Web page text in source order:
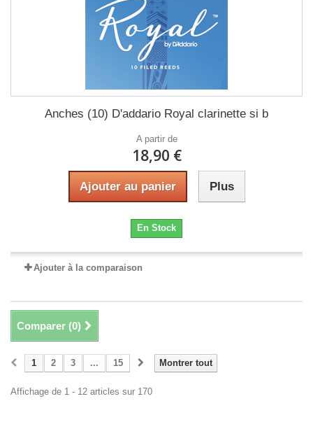
Anches (10) D'addario Royal clarinette si b
A partir de
18,90 €
Ajouter au panier Plus
En Stock
Ajouter à la comparaison
Comparer (0)
Montrer tout
1 2 3 ... 15
Affichage de 1 - 12 articles sur 170